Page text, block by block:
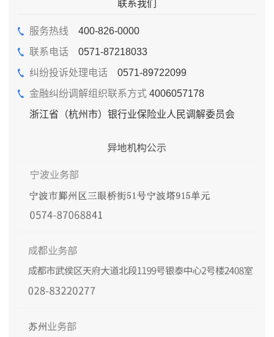
联系我们
服务热线 400-826-0000
联系电话0571-87218033
纠纷投诉处理电话0571-89722099
金融纠纷调解组织联系方式4006057178
浙江省（杭州市）银行业保险业人民调解委员会